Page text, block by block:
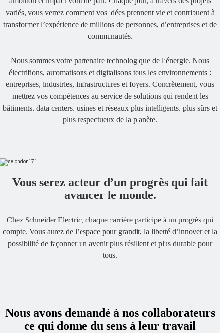
variés, vous verrez comment vos idées prennent vie et contribuent à
transformer l’expérience de millions de personnes, d’entreprises et de
communautés.
Nous sommes votre partenaire technologique de l’énergie. Nous
électrifions, automatisons et digitalisons tous les environnements :
entreprises, industries, infrastructures et foyers. Concrètement, vous
mettrez vos compétences au service de solutions qui rendent les
bâtiments, data centers, usines et réseaux plus intelligents, plus sûrs et
plus respectueux de la planète.
Vous serez acteur d’un progrès qui fait
avancer le monde.
Chez Schneider Electric, chaque carrière participe à un progrès qui
compte. Vous aurez de l’espace pour grandir, la liberté d’innover et la
possibilité de façonner un avenir plus résilient et plus durable pour
tous.
Nous avons demandé à nos collaborateurs
ce qui donne du sens à leur travail